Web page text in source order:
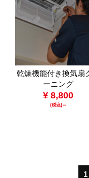
乾燥機能付き換気扇
ーニング
¥ 8,800
(税込)～
1